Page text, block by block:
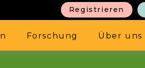
Registrieren
Forschung Über uns